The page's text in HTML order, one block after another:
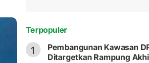
Terpopuler
1
Pembangunan Kawasan
Ditargetkan Rampung